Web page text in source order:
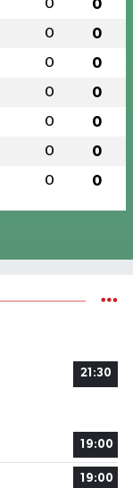
0 0
0 0
0 0
0 0
0 0
0 0
0 0
21:30
19:00
19:00